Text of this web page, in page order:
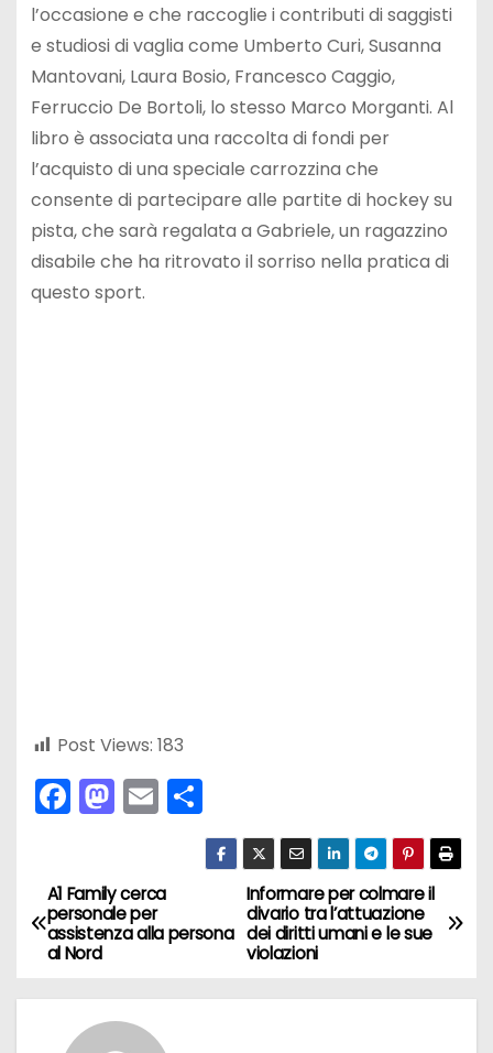
l’occasione e che raccoglie i contributi di saggisti
e studiosi di vaglia come Umberto Curi, Susanna
Mantovani, Laura Bosio, Francesco Caggio,
Ferruccio De Bortoli, lo stesso Marco Morganti. Al
libro è associata una raccolta di fondi per
l’acquisto di una speciale carrozzina che
consente di partecipare alle partite di hockey su
pista, che sarà regalata a Gabriele, un ragazzino
disabile che ha ritrovato il sorriso nella pratica di
questo sport.
Post Views: 183
F
a
e
b
o
o
k
M
a
o
d
n
E
m
l
C
o
n
vi
N
a
v
Informare per colmare il
divario tra l’attuazione
dei diritti umani e le sue
violazioni
A1 Family cerca
personale per
assistenza alla persona
al Nord